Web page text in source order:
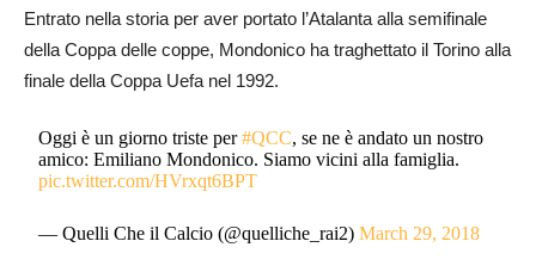
Entrato nella storia per aver portato l’Atalanta alla semifinale
della Coppa delle coppe, Mondonico ha traghettato il Torino alla
finale della Coppa Uefa nel 1992.
Oggi è un giorno triste per#QCC, se ne è andato un nostro
amico: Emiliano Mondonico. Siamo vicini alla famiglia.
pic.twitter.com/HVrxqt6BPT
— Quelli Che il Calcio (@quelliche_rai2)March 29, 2018